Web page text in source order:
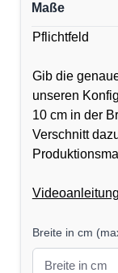
Maße
Pflichtfeld
Gib die
unseren
10 cm in der
Verschnitt
Breite in cm (